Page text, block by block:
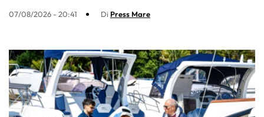
07/08/2026 - 20:41 Di Press Mare